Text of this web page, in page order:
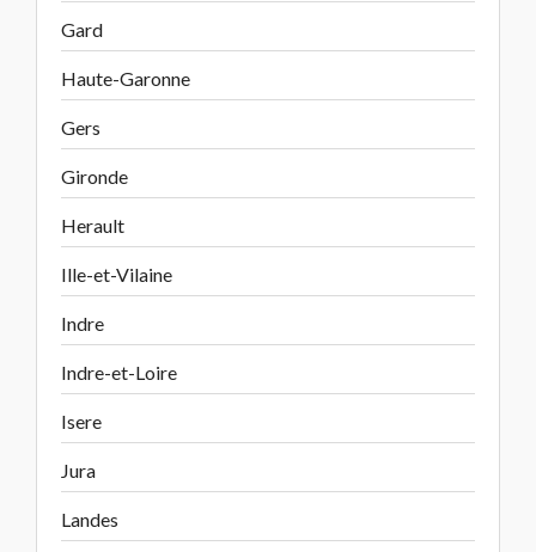
Gard
Haute-Garonne
Gers
Gironde
Herault
Ille-et-Vilaine
Indre
Indre-et-Loire
Isere
Jura
Landes